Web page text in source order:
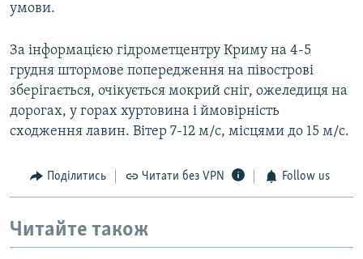
умови.
За інформацією гідрометцентру Криму на 4-5
грудня штормове попередження на півострові
зберігається, очікується мокрий сніг, ожеледиця на
дорогах, у горах хуртовина і ймовірність
сходження лавин. Вітер 7-12 м/с, місцями до 15 м/с.
Поділитись Читати без VPN Follow us
Читайте також